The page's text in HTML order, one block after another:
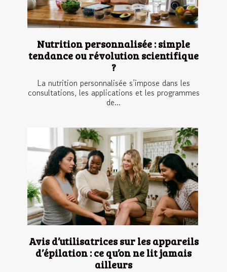
Nutrition personnalisée : simple
tendance ou révolution scientifique
?
La nutrition personnalisée s’impose dans les
consultations, les applications et les programmes
de...
Avis d’utilisatrices sur les appareils
d’épilation : ce qu’on ne lit jamais
ailleurs